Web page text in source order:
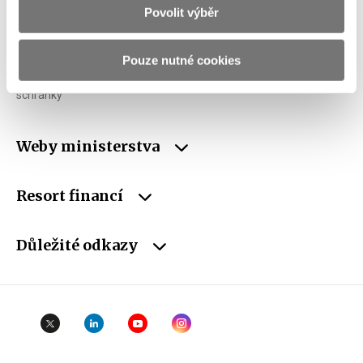
Povolit výběr
Pouze nutné cookies
DIČ CZ00006947
schránky
Weby ministerstva
Resort financí
Důležité odkazy